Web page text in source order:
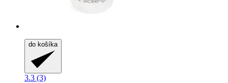
do košíka
3.3 (3)